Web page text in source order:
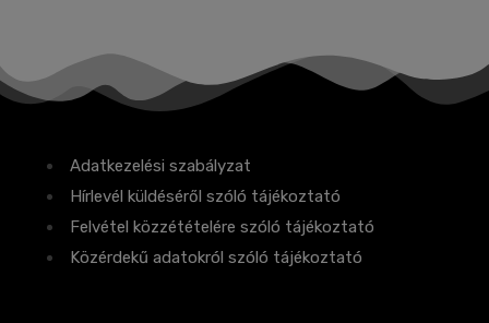
Adatkezelési szabályzat
Hírlevél küldéséről szóló tájékoztató
Felvétel közzétételére szóló tájékoztató
Közérdekű adatokról szóló tájékoztató